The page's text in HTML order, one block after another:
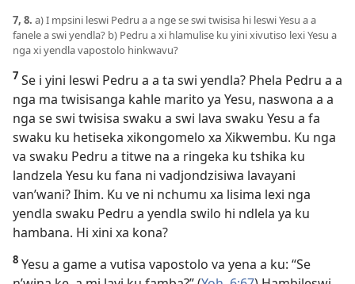
7, 8. a) I mpsini leswi Pedru a a nge se swi twisisa hi leswi Yesu a a
fanele a swi yendla? b) Pedru a xi hlamulise ku yini xivutiso lexi Yesu a
nga xi yendla vapostolo hinkwavu?
7 Se i yini leswi Pedru a a ta swi yendla? Phela Pedru a a
nga ma twisisanga kahle marito ya Yesu, naswona a a
nga se swi twisisa swaku a swi lava swaku Yesu a fa
swaku ku hetiseka xikongomelo xa Xikwembu. Ku nga
va swaku Pedru a titwe na a ringeka ku tshika ku
landzela Yesu ku fana ni vadjondzisiwa lavayani
van’wani? Ihim. Ku ve ni nchumu xa lisima lexi nga
yendla swaku Pedru a yendla swilo hi ndlela ya ku
hambana. Hi xini xa kona?
8 Yesu a game a vutisa vapostolo va yena a ku: “Se